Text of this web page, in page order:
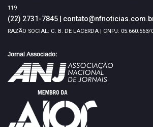
119
(22) 2731-7845
RAZÃO SOCIAL: C. B. DE LACERDA | CNPJ: 05.660.563/